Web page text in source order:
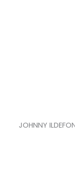
JOHNNY